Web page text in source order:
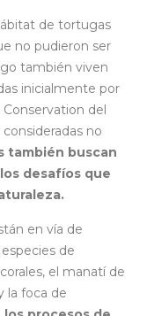
de tortugas
no pudieron ser
también viven
inicialmente por
del
no
también buscan
desafíos que
en vía de
de
el manatí de
la foca de